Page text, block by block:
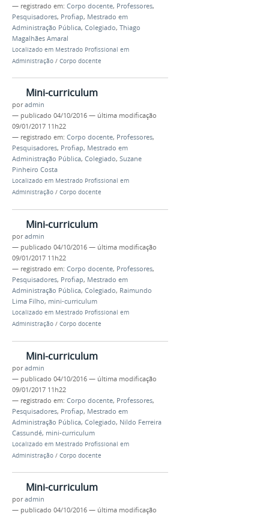
— registrado em: Corpo docente, Professores,
Pesquisadores, Profiap, Mestrado em
Administração Pública, Colegiado, Thiago
Magalhães Amaral
Localizado em Mestrado Profissional em
Administração / Corpo docente
Mini-curriculum
poradmin
— publicado 04/10/2016 — última modificação
09/01/2017 11h22
— registrado em: Corpo docente, Professores,
Pesquisadores, Profiap, Mestrado em
Administração Pública, Colegiado, Suzane
Pinheiro Costa
Localizado em Mestrado Profissional em
Administração / Corpo docente
Mini-curriculum
poradmin
— publicado 04/10/2016 — última modificação
09/01/2017 11h22
— registrado em: Corpo docente, Professores,
Pesquisadores, Profiap, Mestrado em
Administração Pública, Colegiado, Raimundo
Lima Filho, mini-curriculum
Localizado em Mestrado Profissional em
Administração / Corpo docente
Mini-curriculum
poradmin
— publicado 04/10/2016 — última modificação
09/01/2017 11h22
— registrado em: Corpo docente, Professores,
Pesquisadores, Profiap, Mestrado em
Administração Pública, Colegiado, Nildo Ferreira
Cassundé, mini-curriculum
Localizado em Mestrado Profissional em
Administração / Corpo docente
Mini-curriculum
poradmin
— publicado 04/10/2016 — última modificação